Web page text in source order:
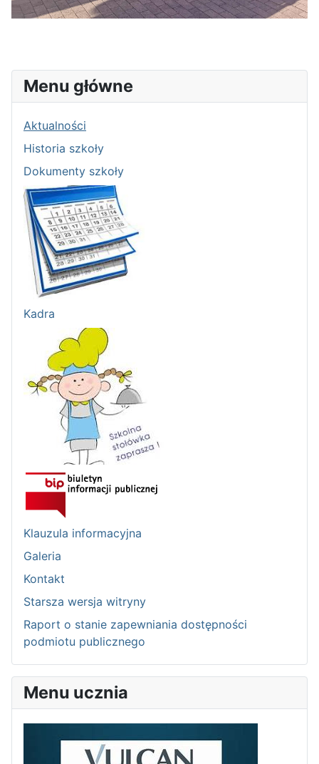
Menu główne
Aktualności
Historia szkoły
Dokumenty szkoły
Kadra
Klauzula informacyjna
Galeria
Kontakt
Starsza wersja witryny
Raport o stanie zapewniania dostępności
podmiotu publicznego
Menu ucznia